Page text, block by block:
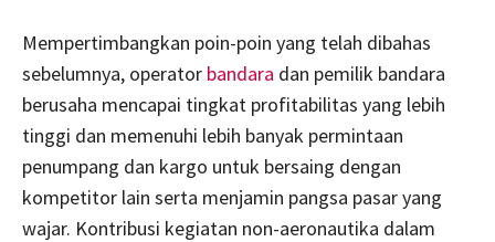
Mempertimbangkan poin-poin yang telah dibahas
sebelumnya, operator bandara dan pemilik bandara
berusaha mencapai tingkat profitabilitas yang lebih
tinggi dan memenuhi lebih banyak permintaan
penumpang dan kargo untuk bersaing dengan
kompetitor lain serta menjamin pangsa pasar yang
wajar. Kontribusi kegiatan non-aeronautika dalam